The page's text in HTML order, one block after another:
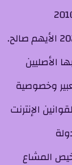
© 2003 - 2013 - 2017 - 2020 - 2023 الأيهم صالح.
الأصليين
وخصوصية
الإنترنت
المشاع